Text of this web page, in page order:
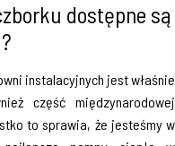
dostępne są
instalacyjnych jest właśnie
część międzynarodowej
to sprawia, że jesteśmy w